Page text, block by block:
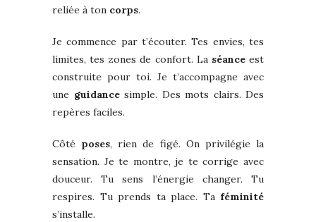
reliée à ton corps.
Je commence par t’écouter. Tes envies, tes
limites, tes zones de confort. La séanceest
construite pour toi. Je t’accompagne avec
une guidancesimple. Des mots clairs. Des
repères faciles.
Côté poses, rien de figé. On privilégie la
sensation. Je te montre, je te corrige avec
douceur. Tu sens l’énergie changer. Tu
respires. Tu prends ta place. Ta féminité
s’installe.